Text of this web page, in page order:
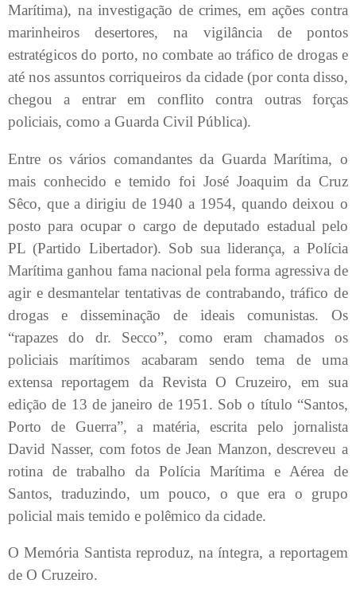
Marítima), na investigação de crimes, em ações contra
marinheiros desertores, na vigilância de pontos
estratégicos do porto, no combate ao tráfico de drogas e
até nos assuntos corriqueiros da cidade (por conta disso,
chegou a entrar em conflito contra outras forças
policiais, como a Guarda Civil Pública).
Entre os vários comandantes da Guarda Marítima, o
mais conhecido e temido foi José Joaquim da Cruz
Sêco, que a dirigiu de 1940 a 1954, quando deixou o
posto para ocupar o cargo de deputado estadual pelo
PL (Partido Libertador). Sob sua liderança, a Polícia
Marítima ganhou fama nacional pela forma agressiva de
agir e desmantelar tentativas de contrabando, tráfico de
drogas e disseminação de ideais comunistas. Os
“rapazes do dr. Secco”, como eram chamados os
policiais marítimos acabaram sendo tema de uma
extensa reportagem da Revista O Cruzeiro, em sua
edição de 13 de janeiro de 1951. Sob o título “Santos,
Porto de Guerra”, a matéria, escrita pelo jornalista
David Nasser, com fotos de Jean Manzon, descreveu a
rotina de trabalho da Polícia Marítima e Aérea de
Santos, traduzindo, um pouco, o que era o grupo
policial mais temido e polêmico da cidade.
O Memória Santista reproduz, na íntegra, a reportagem
de O Cruzeiro.